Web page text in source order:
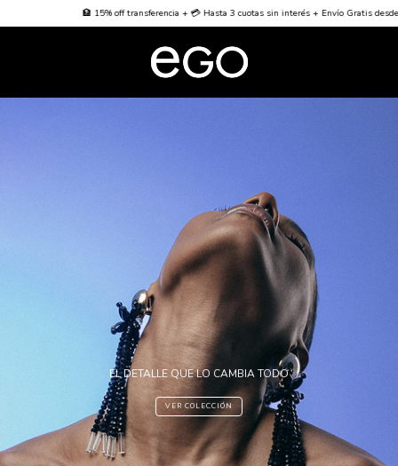
🏦 15% off transferencia + 💳 Hasta 3 cuotas sin interés + Envío Gratis desde $70000
EL DETALLE QUE LO CAMBIA TODO
VER COLECCIÓN